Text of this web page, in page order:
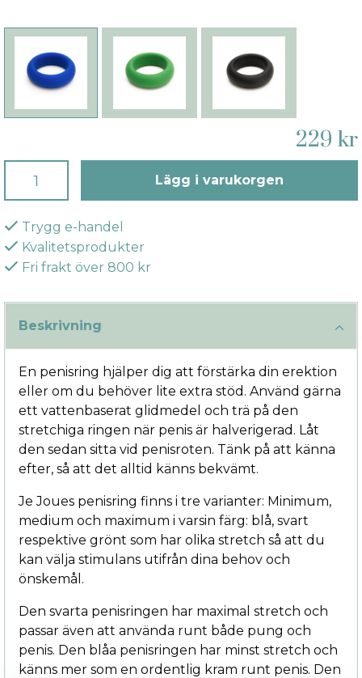
229 kr
Lägg i varukorgen
Trygg e-handel
Kvalitetsprodukter
Fri frakt över 800 kr
Beskrivning
En penisring hjälper dig att förstärka din erektion
eller om du behöver lite extra stöd. Använd gärna
ett vattenbaserat glidmedel och trä på den
stretchiga ringen när penis är halverigerad. Låt
den sedan sitta vid penisroten. Tänk på att känna
efter, så att det alltid känns bekvämt.
Je Joues penisring finns i tre varianter: Minimum,
medium och maximum i varsin färg: blå, svart
respektive grönt som har olika stretch så att du
kan välja stimulans utifrån dina behov och
önskemål.
Den svarta penisringen har maximal stretch och
passar även att använda runt både pung och
penis. Den blåa penisringen har minst stretch och
känns mer som en ordentlig kram runt penis. Den